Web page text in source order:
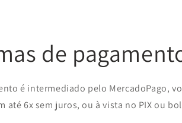
de
é intermediado pelo MercadoPago,
até 6x sem juros, ou à vista no PIX ou